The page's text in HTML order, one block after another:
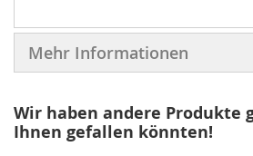
Mehr Informationen
Wir haben andere Produkte
Ihnen gefallen könnten!